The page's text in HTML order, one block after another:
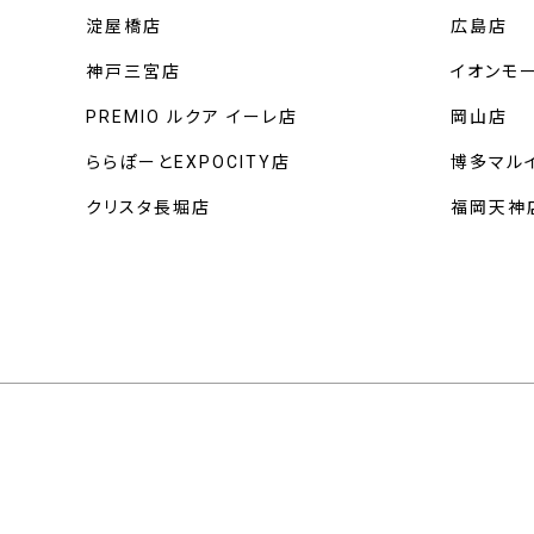
淀屋橋店
神戸三宮店
PREMIO ルクア イーレ店
ららぽーとEXPOCITY店
クリスタ長堀店
広島店
イオンモ
岡山店
博多マル
福岡天神